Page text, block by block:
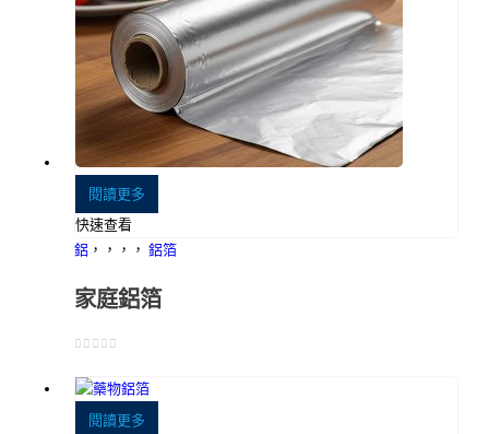
閱讀更多
快速查看
鋁 ，，，， 鋁箔
家庭鋁箔
閱讀更多